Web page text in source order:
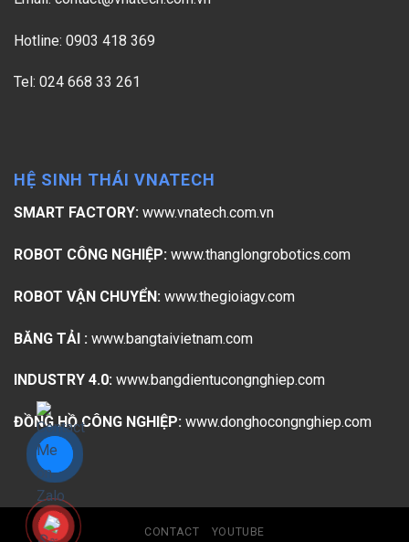
Hotline: 0903 418 369
Tel: 024 668 33 261
HỆ SINH THÁI VNATECH
SMART FACTORY: www.vnatech.com.vn
ROBOT CÔNG NGHIỆP: www.thanglongrobotics.com
ROBOT VẬN CHUYỂN: www.thegioiagv.com
BĂNG TẢI : www.bangtaivietnam.com
INDUSTRY 4.0: www.bangdientucongnghiep.com
ĐỒNG HỒ CÔNG NGHIỆP: www.donghocongnghiep.com
CONTACT YOUTUBE